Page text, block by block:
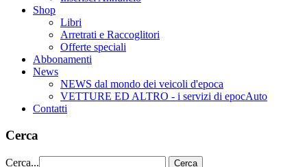
Shop
Libri
Arretrati e Raccoglitori
Offerte speciali
Abbonamenti
News
NEWS dal mondo dei veicoli d'epoca
VETTURE ED ALTRO - i servizi di epocAuto
Contatti
Cerca
Cerca... Cerca